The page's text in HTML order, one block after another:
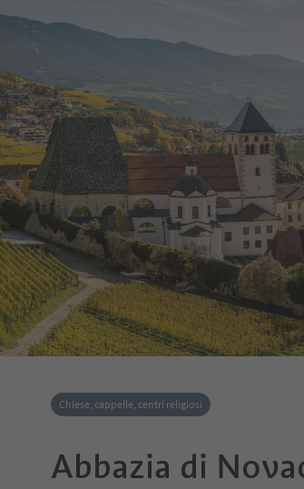
Chiese, cappelle, centri religiosi
Abbazia di